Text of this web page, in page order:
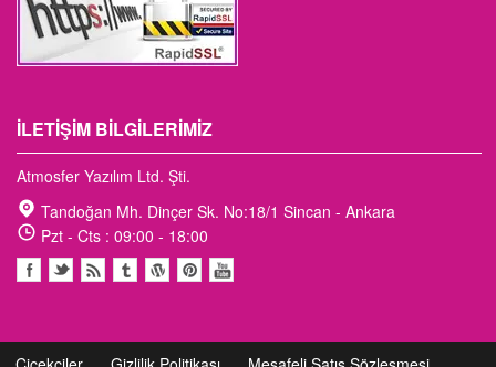
İLETIŞIM BILGILERIMIZ
Atmosfer Yazılım Ltd. Şti.
Tandoğan Mh. Dinçer Sk. No:18/1 Sincan - Ankara
Pzt - Cts : 09:00 - 18:00